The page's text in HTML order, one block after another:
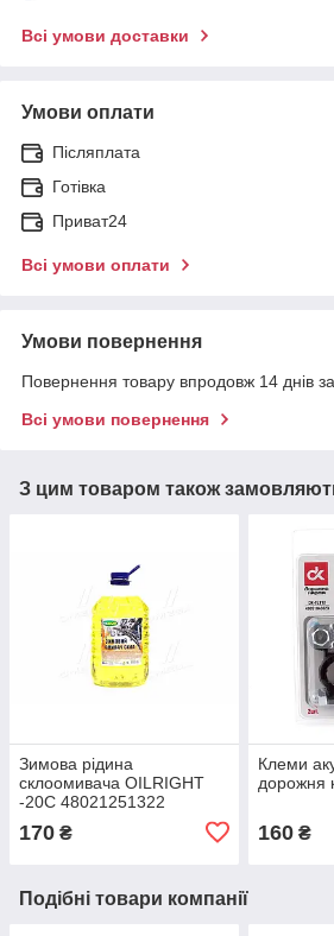
Всі умови доставки
Умови оплати
Післяплата
Готівка
Приват24
Всі умови оплати
Умови повернення
Повернення товару впродовж 14 днів
Всі умови повернення
З цим товаром також
Зимова рідина
склоомивача OILRIGHT
-20C 48021251322
170 ₴
Клеми
дорожня
160₴
Подібні товари компанії